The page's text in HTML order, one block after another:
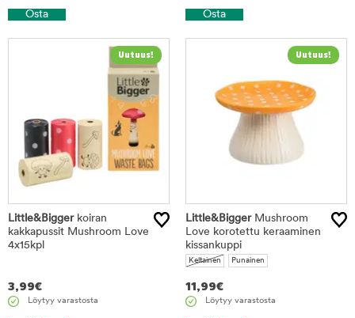
Osta Osta
Little&Biggerkoiran
kakkapussit Mushroom Love
4x15kpl
3,99€
Löytyy varastosta
Little&BiggerMushroom
Love korotettu keraaminen
kissankuppi
Keltainen Punainen
11,99€
Löytyy varastosta